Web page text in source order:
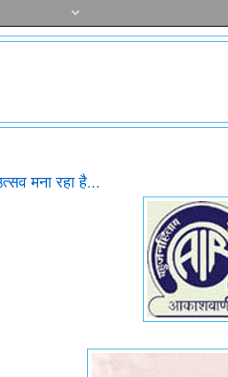
मना रहा है...